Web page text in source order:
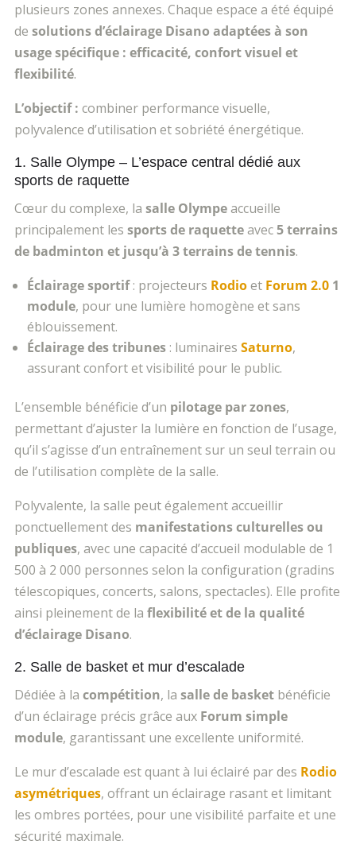
plusieurs zones annexes. Chaque espace a été équipé
de solutions d’éclairage Disano adaptées à son
usage spécifique : efficacité, confort visuel et
flexibilité.
L’objectif : combiner performance visuelle,
polyvalence d’utilisation et sobriété énergétique.
1. Salle Olympe – L’espace central dédié aux
sports de raquette
Cœur du complexe, la salle Olympeaccueille
principalement les sports de raquetteavec5 terrains
de badminton et jusqu’à 3 terrains de tennis.
Éclairage sportif: projecteurs Rodioet Forum 2.01
module, pour une lumière homogène et sans
éblouissement.
Éclairage des tribunes: luminaires Saturno,
assurant confort et visibilité pour le public.
L’ensemble bénéficie d’un pilotage par zones,
permettant d’ajuster la lumière en fonction de l’usage,
qu’il s’agisse d’un entraînement sur un seul terrain ou
de l’utilisation complète de la salle.
Polyvalente, la salle peut également accueillir
ponctuellement des manifestations culturelles ou
publiques, avec une capacité d’accueil modulable de 1
500 à 2 000 personnes selon la configuration (gradins
télescopiques, concerts, salons, spectacles). Elle profite
ainsi pleinement de la flexibilité et de la qualité
d’éclairage Disano.
2. Salle de basket et mur d’escalade
Dédiée à la compétition, la salle de basketbénéficie
d’un éclairage précis grâce aux Forum simple
module, garantissant une excellente uniformité.
Le mur d’escalade est quant à lui éclairé par des Rodio
asymétriques, offrant un éclairage rasant et limitant
les ombres portées, pour une visibilité parfaite et une
sécurité maximale.